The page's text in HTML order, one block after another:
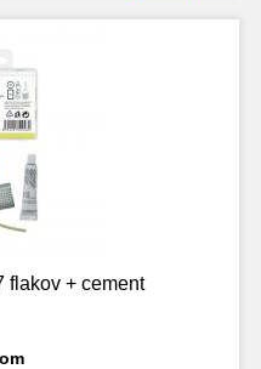
flakov + cement